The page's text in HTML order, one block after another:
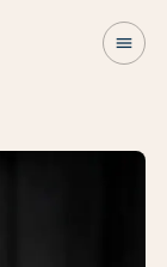
menu